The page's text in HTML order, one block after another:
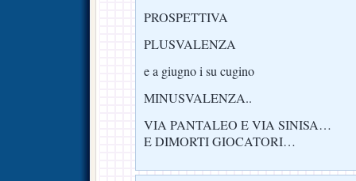
PROSPETTIVA
PLUSVALENZA
e a giugno i su cugino
MINUSVALENZA..
VIA PANTALEO E VIA SINISA…
E DIMORTI GIOCATORI…